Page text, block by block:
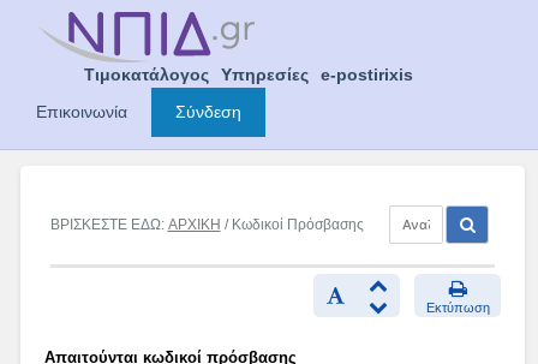
Τιμοκατάλογος Υπηρεσίες
e-postirixis
Επικοινωνία
Σύνδεση
ΒΡΙΣΚΕΣΤΕ ΕΔΩ: ΑΡΧΙΚΗ / Κωδικοί Πρόσβασης
Εκτύπωση
Απαιτούνται κωδικοί πρόσβασης